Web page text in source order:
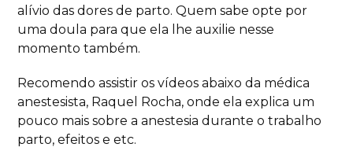
alívio das dores de parto. Quem sabe opte por
uma doula para que ela lhe auxilie nesse
momento também.
Recomendo assistir os vídeos abaixo da médica
anestesista, Raquel Rocha, onde ela explica um
pouco mais sobre a anestesia durante o trabalho
parto, efeitos e etc.